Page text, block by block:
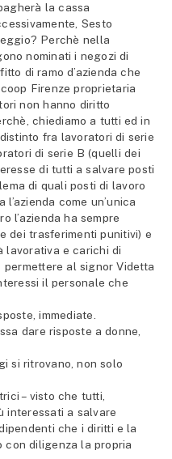
la cassa
Sesto
Perchè nella
nominati i negozi di
di ramo d’azienda che
Firenze proprietaria
non hanno diritto
chiediamo a tutti ed in
fra lavoratori di serie
di serie B (quelli dei
di tutti a salvare posti
di quali posti di lavoro
come un’unica
l’azienda ha sempre
dei trasferimenti punitivi) e
lavorativa e carichi di
al signor Videtta
il personale che
immediate.
dare risposte a donne,
si ritrovano, non solo
– visto che tutti,
interessati a salvare
che i diritti e la
con diligenza la propria